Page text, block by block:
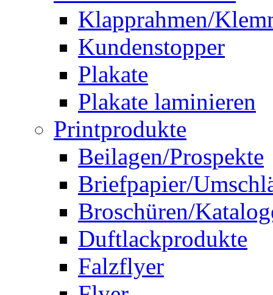
Klapprahmen/
Kundenstopper
Plakate
Plakate laminieren
Printprodukte
Beilagen/Prospekte
Briefpapier/
Broschüren/
Duftlackprodukte
Falzflyer